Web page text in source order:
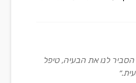
הסביר לנו את הבעיה, טיפל